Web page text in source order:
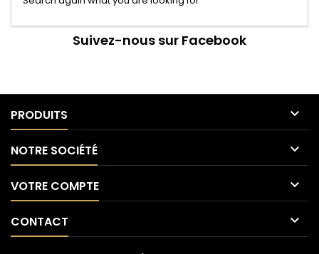
Suivez-nous sur Facebook
PRODUITS 
NOTRE SOCIÉTÉ 
VOTRE COMPTE 
CONTACT 